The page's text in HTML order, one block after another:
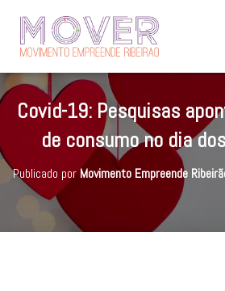
Covid-19: Pesquisas
de consumo no dia
Publicado porMovimento Empreende